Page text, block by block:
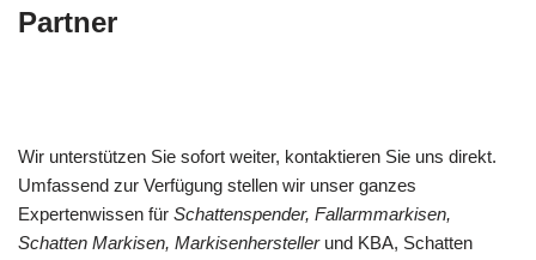
Partner
Wir unterstützen Sie sofort weiter, kontaktieren Sie uns direkt.
Umfassend zur Verfügung stellen wir unser ganzes
Expertenwissen für Schattenspender, Fallarmmarkisen,
Schatten Markisen, Markisenherstellerund KBA, Schatten